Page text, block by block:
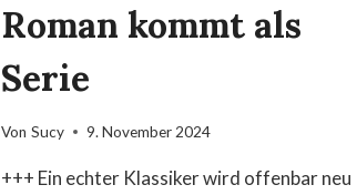
Roman kommt als
Serie
Von Sucy 9. November 2024
+++ Ein echter Klassiker wird offenbar neu